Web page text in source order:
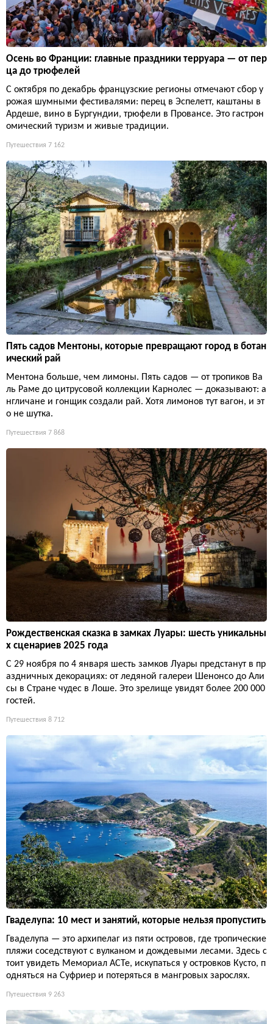
Осень во Франции: главные праздники терруара — от пер
ца до трюфелей
С октября по декабрь французские регионы отмечают сбор у
рожая шумными фестивалями: перец в Эспелетт, каштаны в
Ардеше, вино в Бургундии, трюфели в Провансе. Это гастрон
омический туризм и живые традиции.
Путешествия 7 162
Пять садов Ментоны, которые превращают город в ботан
ический рай
Ментона больше, чем лимоны. Пять садов — от тропиков Ва
ль Раме до цитрусовой коллекции Карнолес — доказывают: а
нгличане и гонщик создали рай. Хотя лимонов тут вагон, и эт
о не шутка.
Путешествия 7 868
Рождественская сказка в замках Луары: шесть уникальны
х сценариев 2025 года
С 29 ноября по 4 января шесть замков Луары предстанут в пр
аздничных декорациях: от ледяной галереи Шенонсо до Али
сы в Стране чудес в Лоше. Это зрелище увидят более 200 000
гостей.
Путешествия 8 712
Гваделупа: 10 мест и занятий, которые нельзя пропустить
Гваделупа — это архипелаг из пяти островов, где тропические
пляжи соседствуют с вулканом и дождевыми лесами. Здесь с
тоит увидеть Мемориал ACTe, искупаться у островков Кусто, п
одняться на Суфриер и потеряться в мангровых зарослях.
Путешествия 9 263